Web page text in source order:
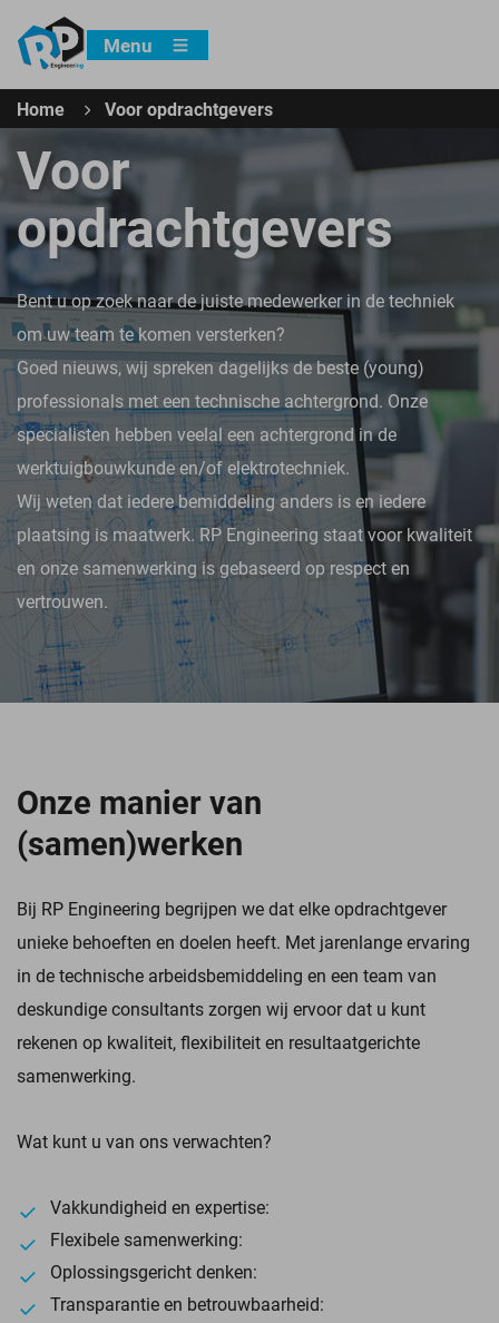
Menu
Home Voor opdrachtgevers
Voor
opdrachtgevers
Bent u op zoek naar de juiste medewerker in de techniek
om uw team te komen versterken?
Goed nieuws, wij spreken dagelijks de beste (young)
professionals met een technische achtergrond. Onze
specialisten hebben veelal een achtergrond in de
werktuigbouwkunde en/of elektrotechniek.
Wij weten dat iedere bemiddeling anders is en iedere
plaatsing is maatwerk. RP Engineering staat voor kwaliteit
en onze samenwerking is gebaseerd op respect en
vertrouwen.
Onze manier van
(samen)werken
Bij RP Engineering begrijpen we dat elke opdrachtgever
unieke behoeften en doelen heeft. Met jarenlange ervaring
in de technische arbeidsbemiddeling en een team van
deskundige consultants zorgen wij ervoor dat u kunt
rekenen op kwaliteit, flexibiliteit en resultaatgerichte
samenwerking.
Wat kunt u van ons verwachten?
Vakkundigheid en expertise:
Flexibele samenwerking:
Oplossingsgericht denken:
Transparantie en betrouwbaarheid: